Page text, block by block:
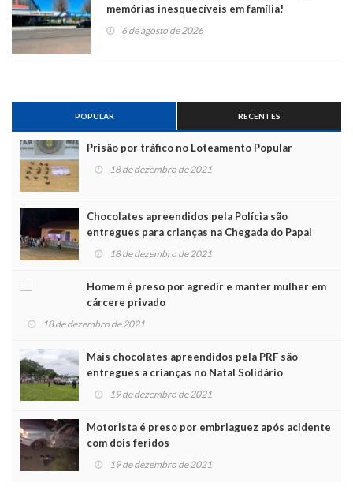
memórias inesquecíveis em família!
6 de agosto de 2026
POPULAR RECENTES
Prisão por tráfico no Loteamento Popular
18 de dezembro de 2021
Chocolates apreendidos pela Polícia são
entregues para crianças na Chegada do Papai
Noel
18 de dezembro de 2021
Homem é preso por agredir e manter mulher em
cárcere privado
18 de dezembro de 2021
Mais chocolates apreendidos pela PRF são
entregues a crianças no Natal Solidário
19 de dezembro de 2021
Motorista é preso por embriaguez após acidente
com dois feridos
19 de dezembro de 2021